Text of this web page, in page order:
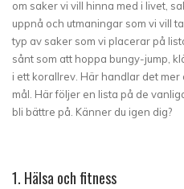
om saker vi vill hinna med i livet,
uppnå och utmaningar som vi vill
typ av saker som vi placerar på
sånt som att hoppa bungy-jump,
i ett korallrev. Här handlar det
mål. Här följer en lista på de
bli bättre på. Känner du igen dig?
1. Hälsa och fitness